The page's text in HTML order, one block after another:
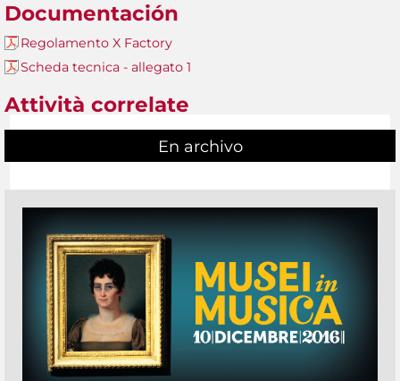
Documentación
Regolamento X Factory
Scheda tecnica - allegato 1
Attività correlate
En archivo